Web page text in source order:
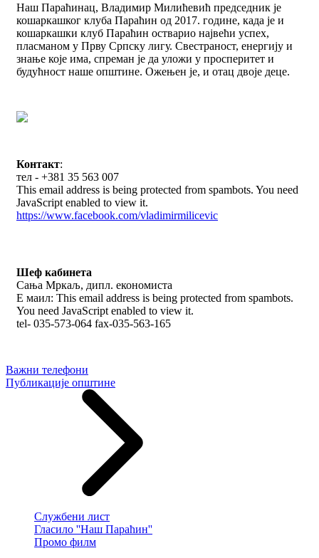
Наш Параћинац, Владимир Милићевић председник je
кошаркашког клуба Параћин од 2017. године, када je и
кошаркашки клуб Параћин остварио највећи успех,
пласманом у Прву Српску лигу. Свестраност, енергију и
знање које има, спреман je да уложи у просперитет и
будућност наше општине. Ожењен je, и отац двоје деце.
Контакт:
тел - +381 35 563 007
This email address is being protected from spambots. You need
JavaScript enabled to view it.
https://www.facebook.com/vladimirmilicevic
Шеф кабинета
Сања Мркаљ, дипл. економиста
Е маил: This email address is being protected from spambots.
You need JavaScript enabled to view it.
tel- 035-573-064 fax-035-563-165
Важни телефони
Публикације општине
Службени лист
Гласило ''Наш Параћин''
Промо филм